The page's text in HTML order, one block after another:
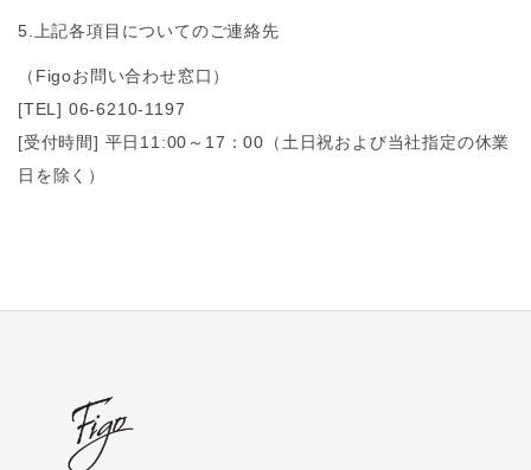
5.上記各項目についてのご連絡先
（Figoお問い合わせ窓口）
[TEL] 06-6210-1197
[受付時間] 平日11:00～17：00（土日祝および当社指定の休業
日を除く）